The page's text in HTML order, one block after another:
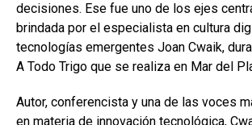
decisiones. Ese fue uno de los ejes
brindada por el especialista en cultura
tecnologías emergentes Joan Cwaik,
A Todo Trigo que se realiza en Mar del
Autor, conferencista y una de las voces
en materia de innovación tecnológica,